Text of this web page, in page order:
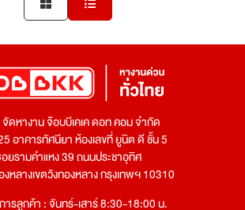
ดหางาน จ๊อบบีเคเค ดอท คอม จำกัด
อาคารทัศนียา ห้องเลขที่ ยูนิต ดี ชั้น 5
ยรามคำแหง 39 ถนนประชาอุทิศ
งหลางเขตวังทองหลาง กรุงเทพฯ 10310
ารลูกค้า : จันทร์-เสาร์ 8:30-18:00 น.